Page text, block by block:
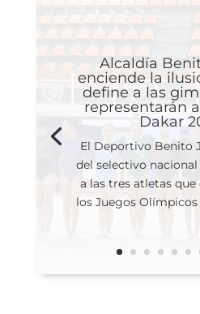
Alcaldía
enciende la
define a las
representarán
Dakar
El Deportivo Benito
del selectivo
a las tres atletas
los Juegos